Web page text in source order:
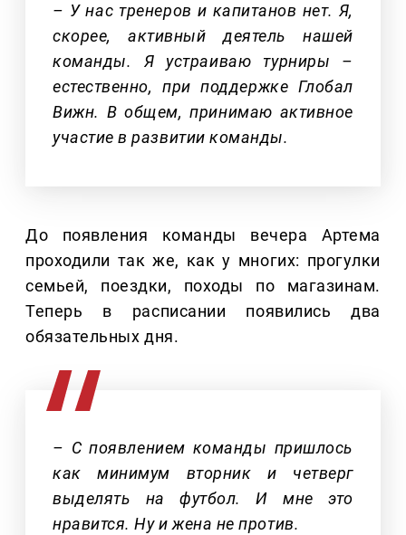
– У нас тренеров и капитанов нет. Я,
скорее, активный деятель нашей
команды. Я устраиваю турниры –
естественно, при поддержке Глобал
Вижн. В общем, принимаю активное
участие в развитии команды.
До появления команды вечера Артема
проходили так же, как у многих: прогулки
семьей, поездки, походы по магазинам.
Теперь в расписании появились два
обязательных дня.
– С появлением команды пришлось
как минимум вторник и четверг
выделять на футбол. И мне это
нравится. Ну и жена не против.